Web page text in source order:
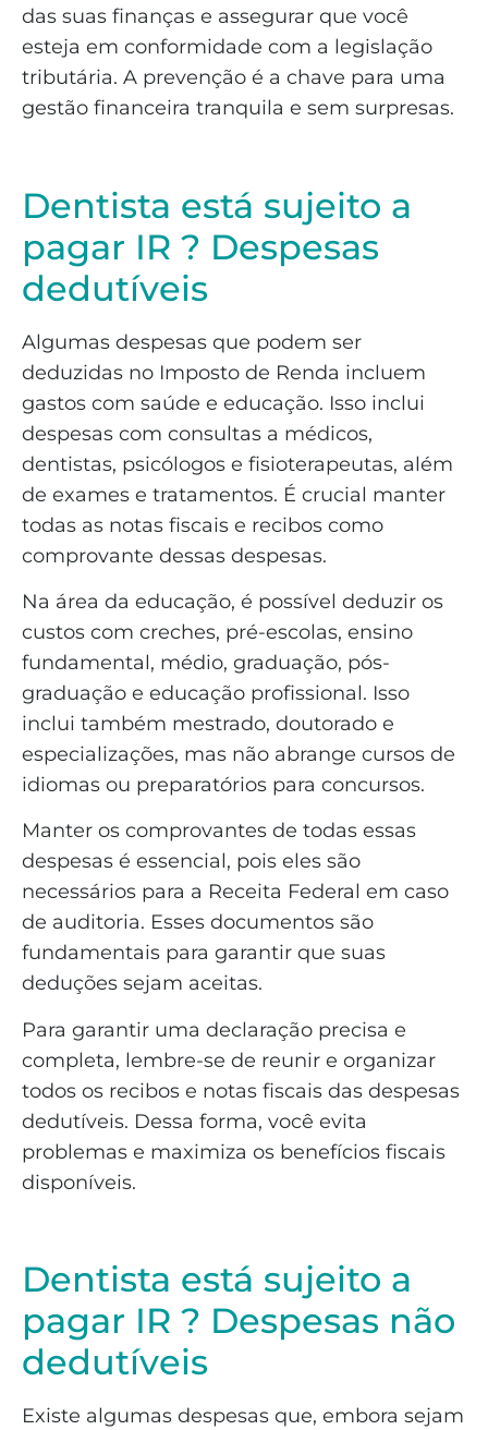
das suas finanças e assegurar que você
esteja em conformidade com a legislação
tributária. A prevenção é a chave para uma
gestão financeira tranquila e sem surpresas.
Dentista está sujeito a
pagar IR ? Despesas
dedutíveis
Algumas despesas que podem ser
deduzidas no Imposto de Renda incluem
gastos com saúde e educação. Isso inclui
despesas com consultas a médicos,
dentistas, psicólogos e fisioterapeutas, além
de exames e tratamentos. É crucial manter
todas as notas fiscais e recibos como
comprovante dessas despesas.
Na área da educação, é possível deduzir os
custos com creches, pré-escolas, ensino
fundamental, médio, graduação, pós-
graduação e educação profissional. Isso
inclui também mestrado, doutorado e
especializações, mas não abrange cursos de
idiomas ou preparatórios para concursos.
Manter os comprovantes de todas essas
despesas é essencial, pois eles são
necessários para a Receita Federal em caso
de auditoria. Esses documentos são
fundamentais para garantir que suas
deduções sejam aceitas.
Para garantir uma declaração precisa e
completa, lembre-se de reunir e organizar
todos os recibos e notas fiscais das despesas
dedutíveis. Dessa forma, você evita
problemas e maximiza os benefícios fiscais
disponíveis.
Dentista está sujeito a
pagar IR ? Despesas não
dedutíveis
Existe algumas despesas que, embora sejam